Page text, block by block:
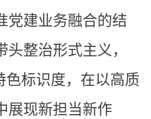
党建业务融合的结
整治形式主义，
色标识度，在以高质
展现新担当新作